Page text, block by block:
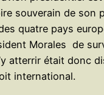
souverain de son
quatre pays
Morales de
atterrir était donc
international.